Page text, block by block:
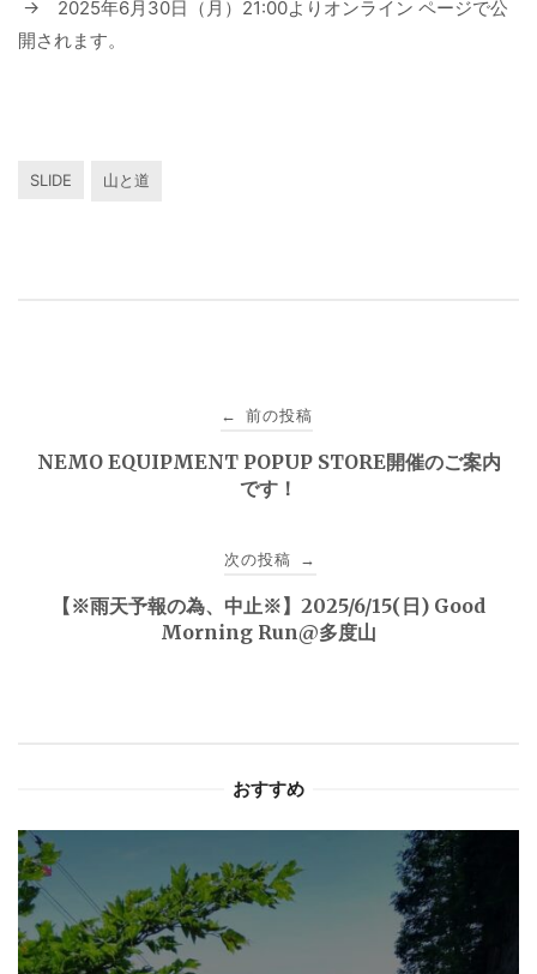
→ 2025年6月30日（月）21:00よりオンライン ページで公
開されます。
SLIDE 山と道
稿
← 前の投稿
NEMO EQUIPMENT POPUP STORE開催のご案内
です！
次の投稿 →
【※雨天予報の為、中止※】2025/6/15(日) Good
Morning Run@多度山
おすすめ